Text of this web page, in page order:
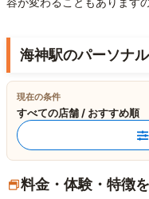
海神駅のパーソナ
現在の条件
すべての店舗 / おすすめ順
料金・体験・特徴